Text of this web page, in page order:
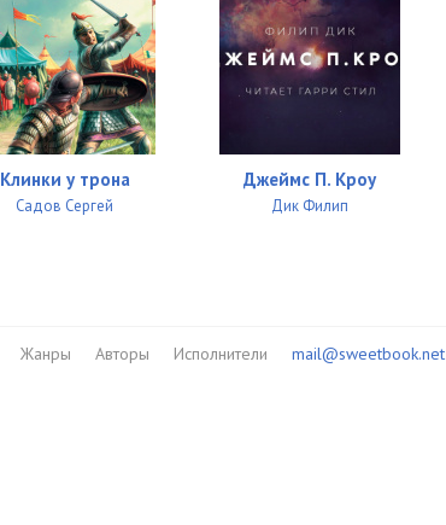
Клинки у трона
Садов Сергей
Джеймс П. Кроу
Дик Филип
Жанры Авторы Исполнители mail@sweetbook.net